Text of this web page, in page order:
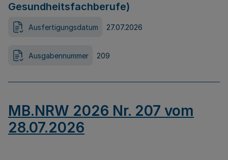
Gesundheitsfachberufe)
Ausfertigungsdatum 27.07.2026
Ausgabennummer 209
MB.NRW 2026 Nr. 207 vom
28.07.2026